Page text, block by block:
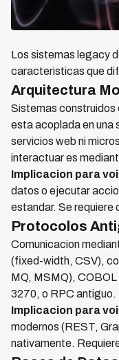
Los sistemas legacy
caracteristicas que
Arquitectura
Sistemas construidos
esta acoplada en una
servicios web ni
interactuar es
Implicacion para
datos o ejecutar
estandar. Se requiere
Protocolos
Comunicacion
(fixed-width, CSV),
MQ, MSMQ),
3270, o RPC antiguo.
Implicacion para
modernos (REST,
nativamente.